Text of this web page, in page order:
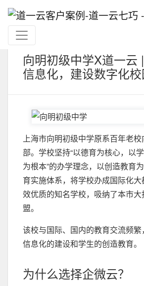
向明初级中学X道一云
信息化，建设数字化校
上海市向明初级中学原系百年老
部。学校坚持“以德育为核心，以
为根本”的办学理念，以创造教育
育实施体系，将学校办成国际化
效优质的知名学校，吸纳了本市
盟。
该校与国际、国内的教育交流频
信息化的建设和学生的创造教育。
为什么选择企微云？